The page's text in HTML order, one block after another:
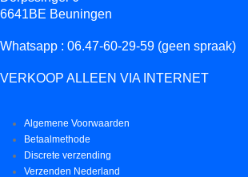
6641BE Beuningen
Whatsapp : 06.47-60-29-59 (geen spraak)
VERKOOP ALLEEN VIA INTERNET
Algemene Voorwaarden
Betaalmethode
Discrete verzending
Verzenden Nederland